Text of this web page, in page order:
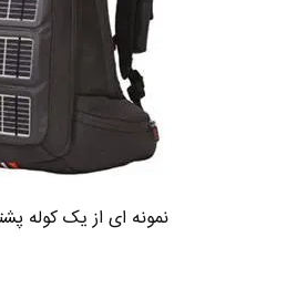
نمونه ای از یک کوله